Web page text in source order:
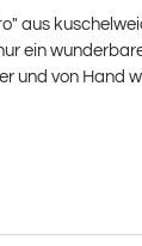
aus
ein
und von Hand